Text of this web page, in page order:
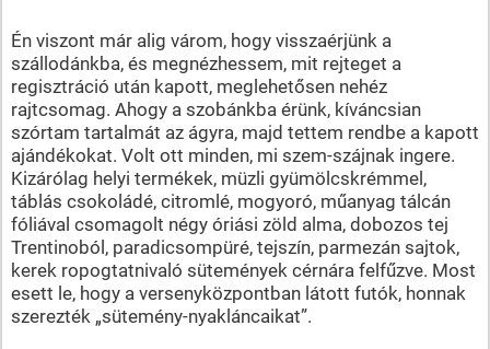
Én viszont már alig várom, hogy visszaérjünk a
szállodánkba, és megnézhessem, mit rejteget a
regisztráció után kapott, meglehetősen nehéz
rajtcsomag. Ahogy a szobánkba érünk, kíváncsian
szórtam tartalmát az ágyra, majd tettem rendbe a kapott
ajándékokat. Volt ott minden, mi szem-szájnak ingere.
Kizárólag helyi termékek, müzli gyümölcskrémmel,
táblás csokoládé, citromlé, mogyoró, műanyag tálcán
fóliával csomagolt négy óriási zöld alma, dobozos tej
Trentinoból, paradicsompüré, tejszín, parmezán sajtok,
kerek ropogtatnivaló sütemények cérnára felfűzve. Most
esett le, hogy a versenyközpontban látott futók, honnak
szerezték „sütemény-nyakláncaikat”.